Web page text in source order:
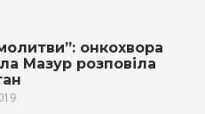
онкохвора
Мазур розповіла